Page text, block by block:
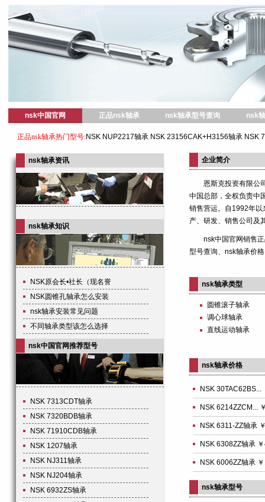
nsk中国官网 正品nsk轴承 nsk轴承型号查询 nsk
正品nsk轴承热门型号:NSK NUP2217轴承 NSK 23156CAK+H3156轴承 NSK
企业简介
恩斯克投资有限公
中国总部，全权负责中
销售营运。自1992年
产、研发、销售公司及
nsk中国官网销售
型号查询、nsk轴承价格
nsk轴承类型
圆锥滚子轴承
调心球轴承
直线运动轴承
nsk轴承价格
NSK 30TAC62BS...
NSK 6214ZZCM...
NSK 6311-ZZ轴承
NSK 6308ZZ轴承
NSK 6006ZZ轴承
nsk轴承型号
nsk轴承资讯
nsk轴承知识
NSK原会长•社长（现名誉
NSK圆锥孔轴承怎么安装
nsk轴承安装常见问题
不同轴承类型该怎么选择
nsk中国官网推荐型号
NSK 7313CDT轴承
NSK 7320BDB轴承
NSK 71910CDB轴承
NSK 1207轴承
NSK NJ311轴承
NSK NJ204轴承
NSK 6932ZS轴承